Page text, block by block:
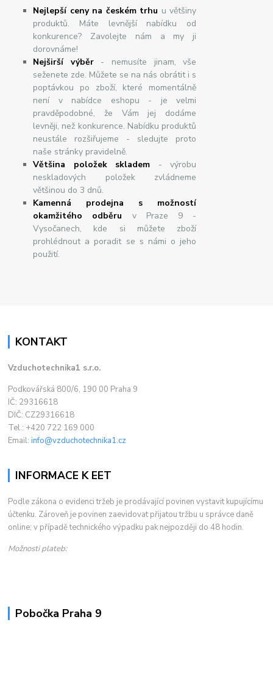
Nejlepší ceny na českém trhu u většiny
produktů. Máte levnější nabídku od
konkurence? Zavolejte nám a my ji
dorovnáme!
Nejširšívýběr- nemusíte jinam, vše
seženete zde. Můžete se na nás obrátit i s
poptávkou po zboží, které momentálně
není v nabídce eshopu - je velmi
pravděpodobné, že Vám jej dodáme
levněji, než konkurence. Nabídku produktů
neustále rozšiřujeme - sledujte proto
naše stránky pravidelně.
Většina položek skladem - výrobu
neskladových položek zvládneme
většinou do 3 dnů.
Kamenná prodejna s možností
okamžitého odběru v Praze 9 -
Vysočanech, kde si můžete zboží
prohlédnout a poradit se s námi o jeho
použití.
KONTAKT
Vzduchotechnika1 s.r.o.
Podkovářská 800/6, 190 00 Praha 9
IČ: 29316618
DIČ: CZ29316618
Tel.: +420 722 169 000
Email:info@vzduchotechnika1.cz
INFORMACE K EET
Podle zákona o evidenci tržeb je prodávající povinen vystavit kupujícímu
účtenku. Zároveň je povinen zaevidovat přijatou tržbu u správce daně
online; v případě technického výpadku pak nejpozději do 48 hodin.
Možnosti plateb:
Pobočka Praha 9